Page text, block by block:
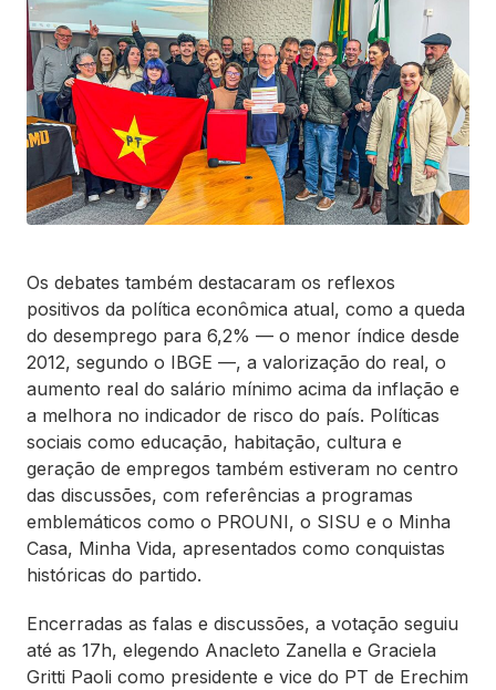
Os debates também destacaram os reflexos
positivos da política econômica atual, como a queda
do desemprego para 6,2% — o menor índice desde
2012, segundo o IBGE —, a valorização do real, o
aumento real do salário mínimo acima da inflação e
a melhora no indicador de risco do país. Políticas
sociais como educação, habitação, cultura e
geração de empregos também estiveram no centro
das discussões, com referências a programas
emblemáticos como o PROUNI, o SISU e o Minha
Casa, Minha Vida, apresentados como conquistas
históricas do partido.
Encerradas as falas e discussões, a votação seguiu
até as 17h, elegendo Anacleto Zanella e Graciela
Gritti Paoli como presidente e vice do PT de Erechim